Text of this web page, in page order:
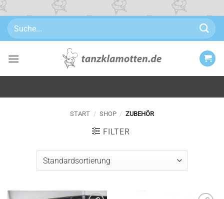
Zum
Inhalt
Suchen
nach:
START / SHOP / ZUBEHÖR
FILTER